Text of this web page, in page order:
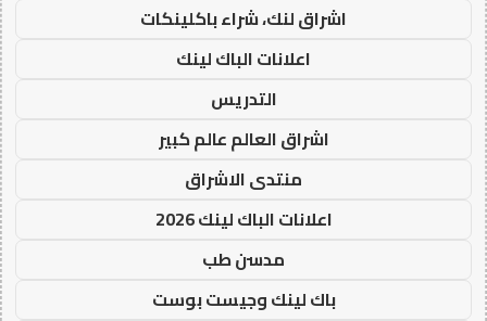
اشراق لنك، شراء باكلينكات
اعلانات الباك لينك
التدريس
اشراق العالم عالم كبير
منتدى الاشراق
اعلانات الباك لينك 2026
مدسن طب
باك لينك وجيست بوست